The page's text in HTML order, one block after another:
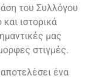
του Συλλόγου
ιστορικά
μας
στιγμές.
ένα